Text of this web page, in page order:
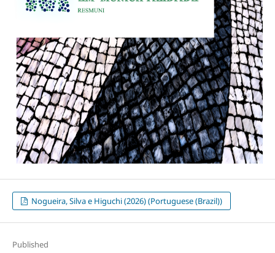
Nogueira, Silva e Higuchi (2026) (Portuguese (Brazil))
Published